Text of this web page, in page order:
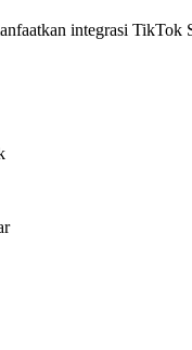
integrasi TikTok